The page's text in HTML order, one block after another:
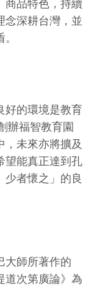
念深耕台灣，並
好的環境是教育
辦福智教育園
，未來亦將擴及
望能真正達到孔
少者懷之」的良
大師所著作的
道次第廣論》為